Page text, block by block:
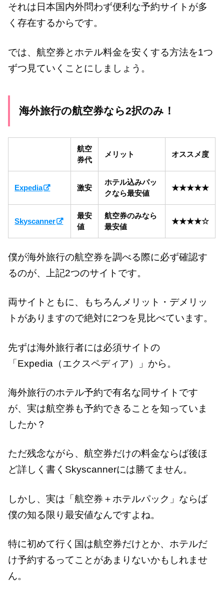
それは日本国内外問わず便利な予約サイトが多
く存在するからです。
では、航空券とホテル料金を安くする方法を1つ
ずつ見ていくことにしましょう。
海外旅行の航空券なら2択のみ！
航空
券代
メリット オススメ度
Expedia 激安
ホテル込みパッ
クなら最安値
★★★★★
Skyscanner
最安
値
航空券のみなら
最安値
★★★★☆
僕が海外旅行の航空券を調べる際に必ず確認す
るのが、上記2つのサイトです。
両サイトともに、もちろんメリット・デメリッ
トがありますので絶対に2つを見比べています。
先ずは海外旅行者には必須サイトの
「Expedia（エクスペディア）」から。
海外旅行のホテル予約で有名な同サイトです
が、実は航空券も予約できることを知っていま
したか？
ただ残念ながら、航空券だけの料金ならば後ほ
ど詳しく書くSkyscannerには勝てません。
しかし、実は「航空券＋ホテルパック」ならば
僕の知る限り最安値なんですよね。
特に初めて行く国は航空券だけとか、ホテルだ
け予約するってことがあまりないかもしれませ
ん。